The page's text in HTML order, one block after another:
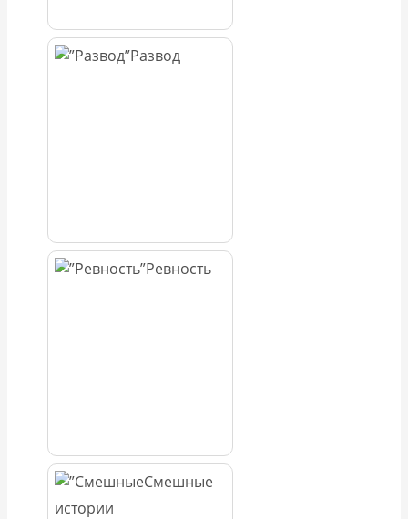
Развод
Ревность
Смешные
истории